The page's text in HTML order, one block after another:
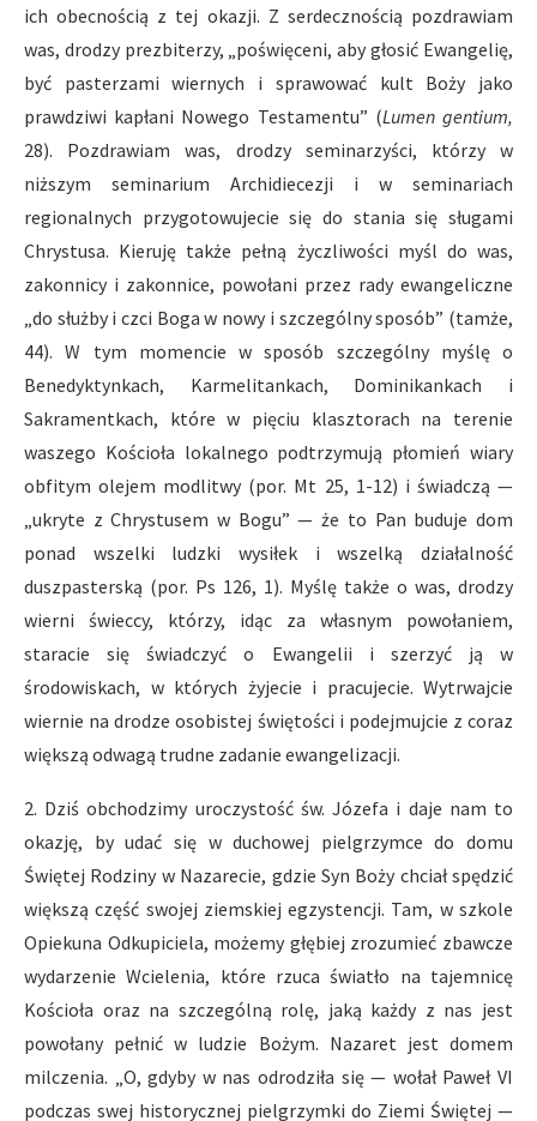
ich obecnością z tej okazji. Z serdecznością pozdrawiam
was, drodzy prezbiterzy, „poświęceni, aby głosić Ewangelię,
być pasterzami wiernych i sprawować kult Boży jako
prawdziwi kapłani Nowego Testamentu” (Lumen gentium,
28). Pozdrawiam was, drodzy seminarzyści, którzy w
niższym seminarium Archidiecezji i w seminariach
regionalnych przygotowujecie się do stania się sługami
Chrystusa. Kieruję także pełną życzliwości myśl do was,
zakonnicy i zakonnice, powołani przez rady ewangeliczne
„do służby i czci Boga w nowy i szczególny sposób” (tamże,
44). W tym momencie w sposób szczególny myślę o
Benedyktynkach, Karmelitankach, Dominikankach i
Sakramentkach, które w pięciu klasztorach na terenie
waszego Kościoła lokalnego podtrzymują płomień wiary
obfitym olejem modlitwy (por. Mt 25, 1-12) i świadczą —
„ukryte z Chrystusem w Bogu” — że to Pan buduje dom
ponad wszelki ludzki wysiłek i wszelką działalność
duszpasterską (por. Ps 126, 1). Myślę także o was, drodzy
wierni świeccy, którzy, idąc za własnym powołaniem,
staracie się świadczyć o Ewangelii i szerzyć ją w
środowiskach, w których żyjecie i pracujecie. Wytrwajcie
wiernie na drodze osobistej świętości i podejmujcie z coraz
większą odwagą trudne zadanie ewangelizacji.
2. Dziś obchodzimy uroczystość św. Józefa i daje nam to
okazję, by udać się w duchowej pielgrzymce do domu
Świętej Rodziny w Nazarecie, gdzie Syn Boży chciał spędzić
większą część swojej ziemskiej egzystencji. Tam, w szkole
Opiekuna Odkupiciela, możemy głębiej zrozumieć zbawcze
wydarzenie Wcielenia, które rzuca światło na tajemnicę
Kościoła oraz na szczególną rolę, jaką każdy z nas jest
powołany pełnić w ludzie Bożym. Nazaret jest domem
milczenia. „O, gdyby w nas odrodziła się — wołał Paweł VI
podczas swej historycznej pielgrzymki do Ziemi Świętej —